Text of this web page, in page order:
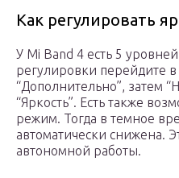
Как регулировать
У Mi Band 4 есть 5
регулировки перейдите
“Дополнительно”, затем
“Яркость”. Есть также
режим. Тогда в темное
автоматически снижена.
автономной работы.